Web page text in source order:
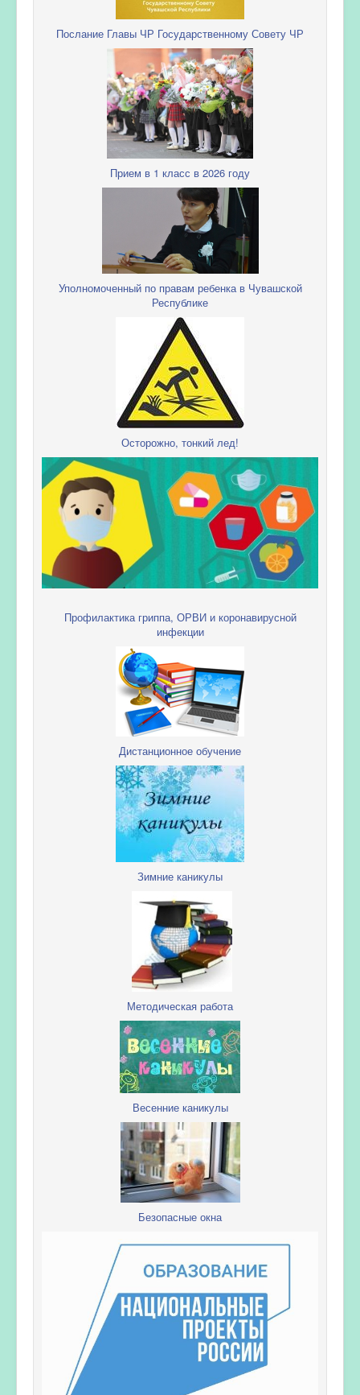
Послание Главы ЧР Государственному Совету ЧР
Прием в 1 класс в 2026 году
Уполномоченный по правам ребенка в Чувашской
Республике
Осторожно, тонкий лед!
Профилактика гриппа, ОРВИ и коронавирусной
инфекции
Дистанционное обучение
Зимние каникулы
Методическая работа
Весенние каникулы
Безопасные окна